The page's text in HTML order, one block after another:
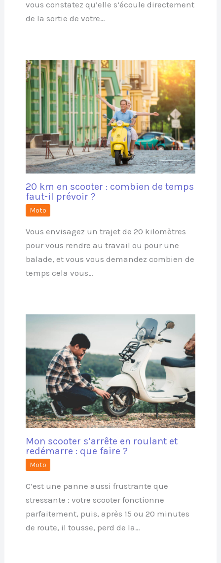
vous constatez qu’elle s’écoule directement
de la sortie de votre…
20 km en scooter : combien de temps
faut-il prévoir ?
Moto
Vous envisagez un trajet de 20 kilomètres
pour vous rendre au travail ou pour une
balade, et vous vous demandez combien de
temps cela vous…
Mon scooter s’arrête en roulant et
redémarre : que faire ?
Moto
C’est une panne aussi frustrante que
stressante : votre scooter fonctionne
parfaitement, puis, après 15 ou 20 minutes
de route, il tousse, perd de la…